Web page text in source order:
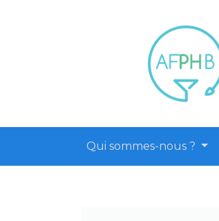
Qui sommes-nous ?